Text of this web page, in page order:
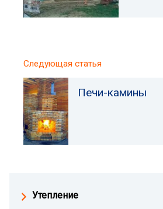
Утепление
Следующая статья
Печи-камины